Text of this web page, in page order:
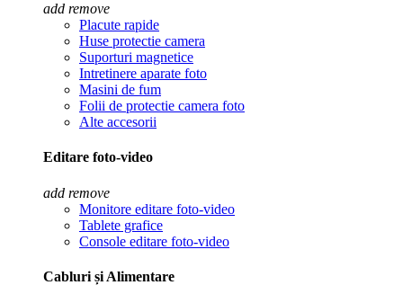
add remove
Placute rapide
Huse protectie camera
Suporturi magnetice
Intretinere aparate foto
Masini de fum
Folii de protectie camera foto
Alte accesorii
Editare foto-video
add remove
Monitore editare foto-video
Tablete grafice
Console editare foto-video
Cabluri și Alimentare